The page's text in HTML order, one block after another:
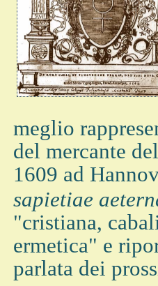
meglio
del mercante
1609 ad
sapietiae
"cristiana,
ermetica" e
parlata dei